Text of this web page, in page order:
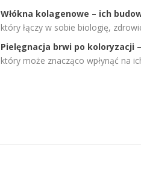
Włókna kolagenowe – ich
który łączy w sobie biologię,
Pielęgnacja brwi po koloryzacji
który może znacząco wpłynąć na